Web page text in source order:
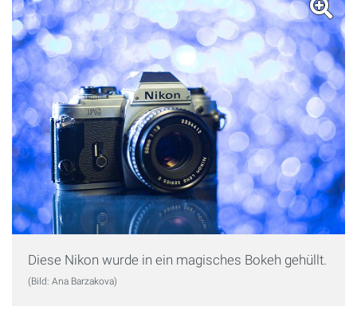
Diese Nikon wurde in ein magisches Bokeh gehüllt.
(Bild: Ana Barzakova)